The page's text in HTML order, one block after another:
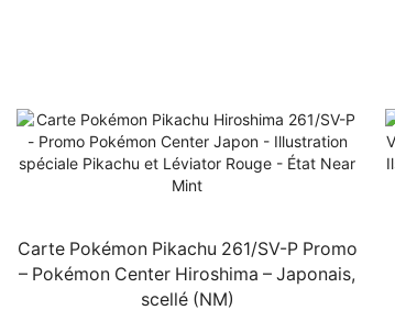
Carte Pokémon Pikachu 261/SV-P Promo
– Pokémon Center Hiroshima – Japonais,
scellé (NM)